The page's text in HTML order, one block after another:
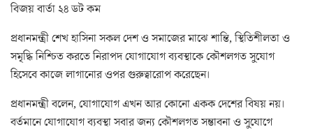
বিজয় বার্তা ২৪ ডট কম
প্রধানমন্ত্রী শেখ হাসিনা সকল দেশ ও সমাজের মাঝে শান্তি, স্থিতিশীলতা ও
সমৃদ্ধি নিশ্চিত করতে নিরাপদ যোগাযোগ ব্যবস্থাকে কৌশলগত সুযোগ
হিসেবে কাজে লাগানোর ওপর গুরুত্বারোপ করেছেন।
প্রধানমন্ত্রী বলেন, যোগাযোগ এখন আর কোনো একক দেশের বিষয় নয়।
বর্তমানে যোগাযোগ ব্যবস্থা সবার জন্য কৌশলগত সম্ভাবনা ও সুযোগে